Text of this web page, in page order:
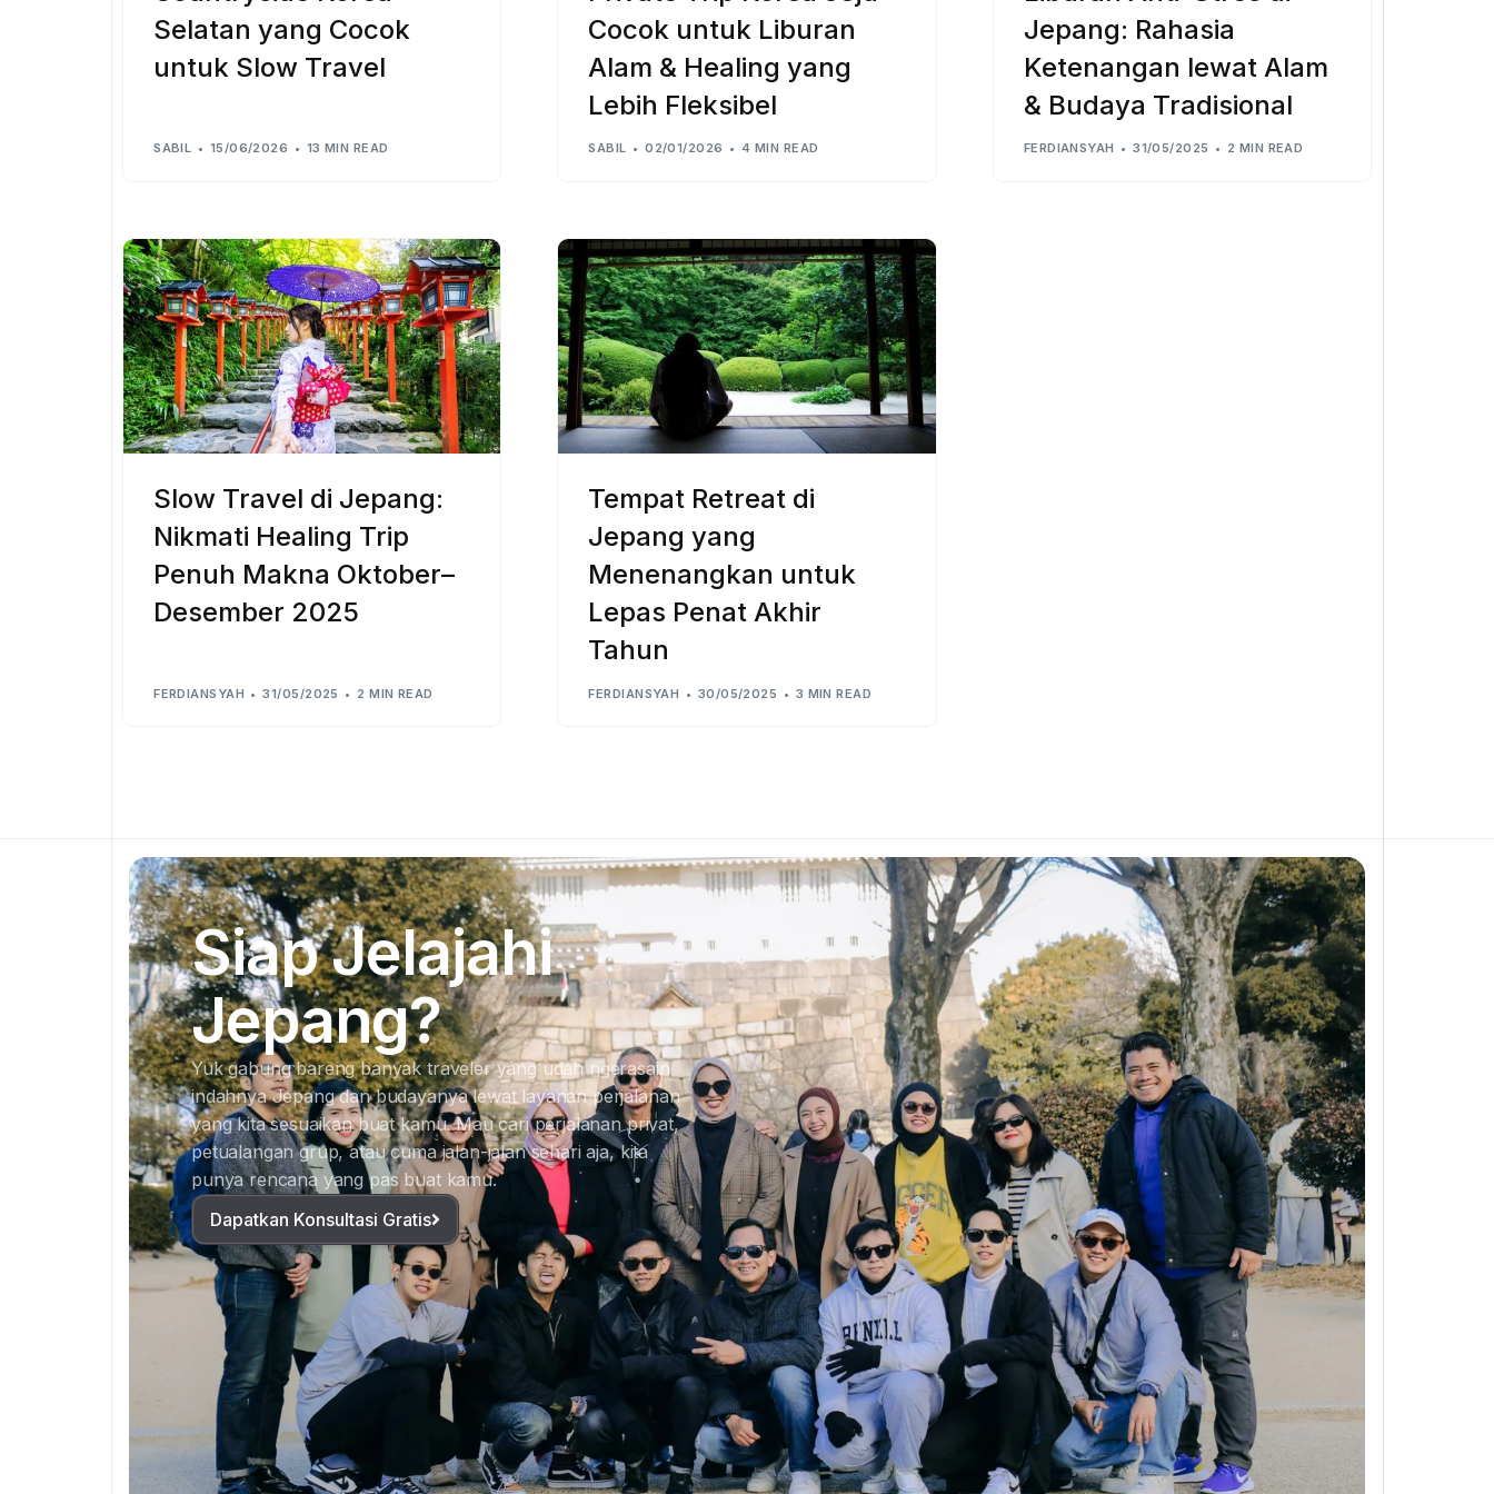
Selatan yang Cocok
untuk Slow Travel
SABIL 15/06/2026 13 MIN READ
Cocok untuk Liburan
Alam & Healing yang
Lebih Fleksibel
SABIL 02/01/2026 4 MIN READ
Jepang: Rahasia
Ketenangan lewat Alam
& Budaya Tradisional
FERDIANSYAH 31/05/2025 2 MIN READ
Slow Travel di Jepang:
Nikmati Healing Trip
Penuh Makna Oktober–
Desember 2025
FERDIANSYAH 31/05/2025 2 MIN READ
Tempat Retreat di
Jepang yang
Menenangkan untuk
Lepas Penat Akhir
Tahun
FERDIANSYAH 30/05/2025 3 MIN READ
Siap Jelajahi
Jepang?
Yuk gabung bareng banyak traveler yang udah ngerasain
indahnya Jepang dan budayanya lewat layanan perjalanan
yang kita sesuaikan buat kamu. Mau cari perjalanan privat,
petualangan grup, atau cuma jalan-jalan sehari aja, kita
punya rencana yang pas buat kamu.
Dapatkan Konsultasi Gratis